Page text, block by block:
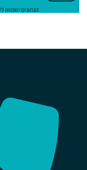
הנתונים ישמשו